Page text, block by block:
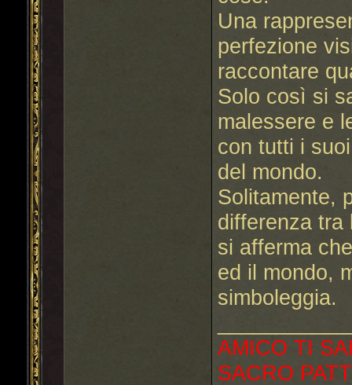
Una
perfezione
raccontare
Solo così si
malessere e
con tutti i
del mondo.
Solitamente,
differenza tra
si afferma
ed il mondo,
simboleggia.
AMICO TI
SACRO